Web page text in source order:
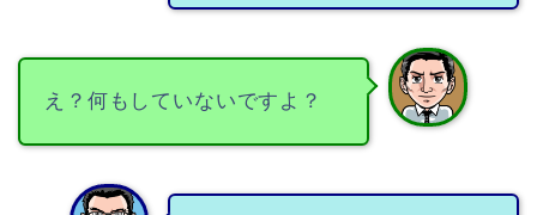
え？何もしていないですよ？